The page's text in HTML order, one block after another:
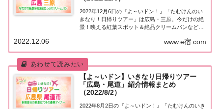
2022年12月6日の『よ～いドン！』「たむけんのい
きなり！日帰りツアー」は広島・三原。今だけの絶
景！映える紅葉スポット＆絶品クリームパンなど、
りツアー街行く人にいきなり声をかけ、そのまま日
帰りツアーにご招待する『たむけんの日帰りツア...
www.e宿.com
2022.12.06
【よ～いドン】いきなり日帰りツアー
「広島・尾道」紹介情報まとめ
（2022/8/2）
2022年8月2日の『よ～いドン！』「たむけんのいき